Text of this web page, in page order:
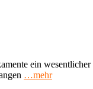
ein
…mehr